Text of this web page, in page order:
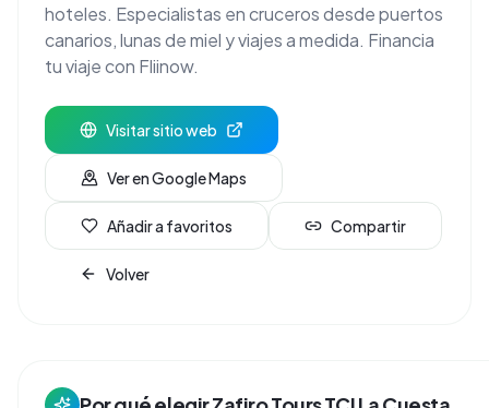
hoteles. Especialistas en cruceros desde puertos
canarios, lunas de miel y viajes a medida. Financia
tu viaje con Fliinow.
Visitar sitio web
Ver en Google Maps
Añadir a favoritos Compartir
Volver